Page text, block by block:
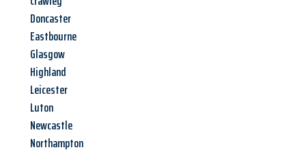
Doncaster
Eastbourne
Glasgow
Highland
Leicester
Luton
Newcastle
Northampton